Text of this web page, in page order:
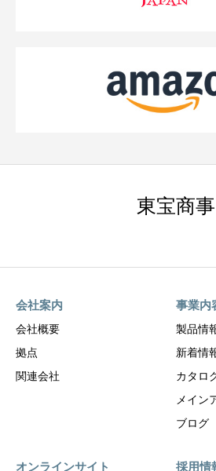
東宝商事
会社案内
会社概要
拠点
関連会社
事業内
製品情
新着情
カタロ
メイン
ブログ
オンラインサイト 採用情